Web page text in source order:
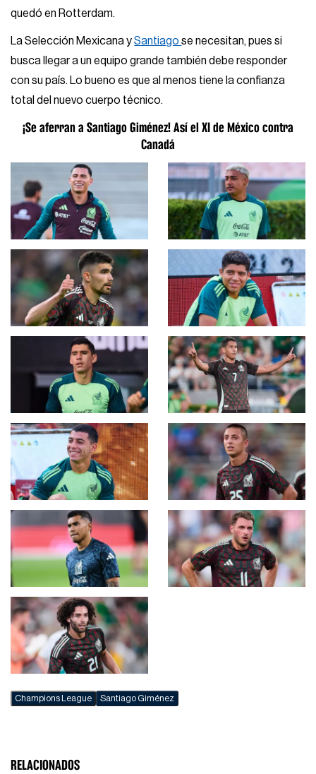
quedó en Rotterdam.
La Selección Mexicana ySantiagose necesitan, pues si
busca llegar a un equipo grande también debe responder
con su país. Lo bueno es que al menos tiene la confianza
total del nuevo cuerpo técnico.
¡Se aferran a Santiago Giménez! Así el XI de México contra
Canadá
Champions League Santiago Giménez
RELACIONADOS